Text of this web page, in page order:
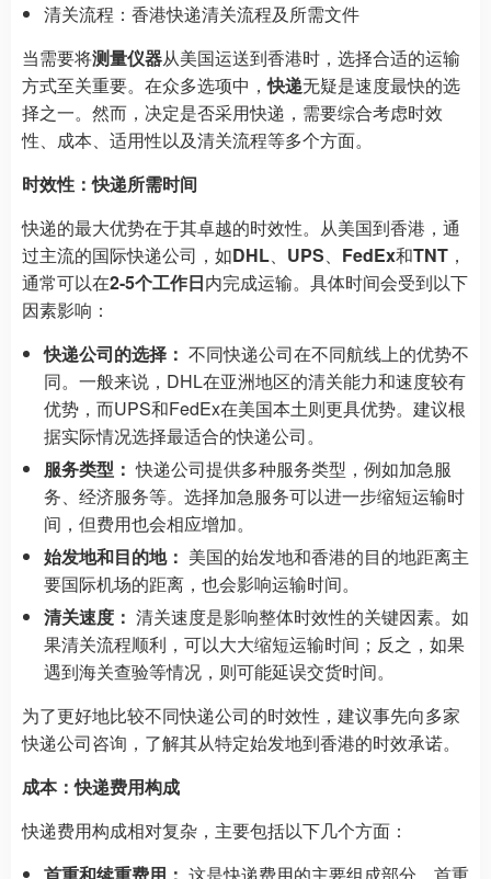
清关流程：香港快递清关流程及所需文件
当需要将测量仪器从美国运送到香港时，选择合适的运输
方式至关重要。在众多选项中，快递无疑是速度最快的选
择之一。然而，决定是否采用快递，需要综合考虑时效
性、成本、适用性以及清关流程等多个方面。
时效性：快递所需时间
快递的最大优势在于其卓越的时效性。从美国到香港，通
过主流的国际快递公司，如DHL、 UPS、 FedEx和TNT ，
通常可以在2-5个工作日内完成运输。具体时间会受到以下
因素影响：
快递公司的选择： 不同快递公司在不同航线上的优势不
同。一般来说，DHL在亚洲地区的清关能力和速度较有
优势，而UPS和FedEx在美国本土则更具优势。建议根
据实际情况选择最适合的快递公司。
服务类型： 快递公司提供多种服务类型，例如加急服
务、经济服务等。选择加急服务可以进一步缩短运输时
间，但费用也会相应增加。
始发地和目的地： 美国的始发地和香港的目的地距离主
要国际机场的距离，也会影响运输时间。
清关速度： 清关速度是影响整体时效性的关键因素。如
果清关流程顺利，可以大大缩短运输时间；反之，如果
遇到海关查验等情况，则可能延误交货时间。
为了更好地比较不同快递公司的时效性，建议事先向多家
快递公司咨询，了解其从特定始发地到香港的时效承诺。
成本：快递费用构成
快递费用构成相对复杂，主要包括以下几个方面：